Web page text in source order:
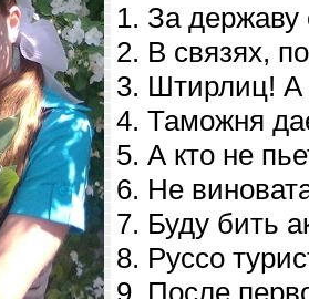
1. За державу
2. В связях,
3. Штирлиц! А
4. Таможня
5. А кто не
6. Не
7. Буду бить
8. Руссо